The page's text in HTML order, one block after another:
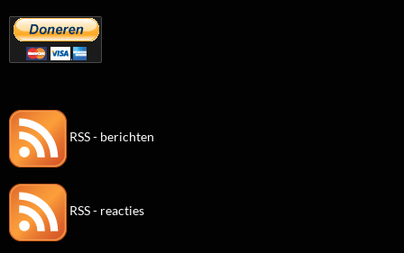
RSS - berichten
RSS - reacties